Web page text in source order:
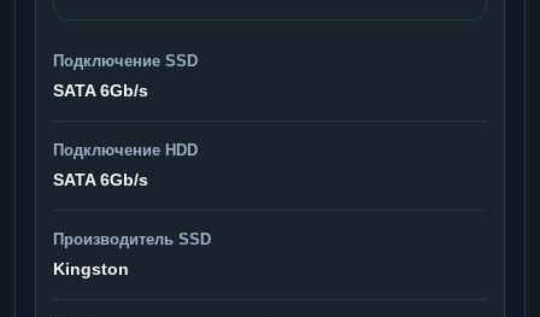
Подключение SSD
SATA 6Gb/s
Подключение HDD
SATA 6Gb/s
Производитель SSD
Kingston